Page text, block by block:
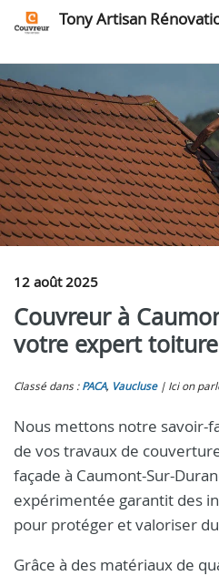
Tony Artisan
12 août 2025
Couvreur à
votre expert toiture
Classé dans : PACA, Vaucluse Ici on
Nous mettons notre savoir-
de vos travaux de
façade à Caumont-Sur-
expérimentée garantit des
pour protéger et valoriser
Grâce à des matériaux de